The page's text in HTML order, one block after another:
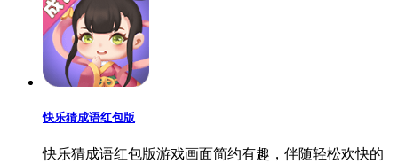
快乐猜成语红包版
快乐猜成语红包版游戏画面简约有趣，伴随轻松欢快的